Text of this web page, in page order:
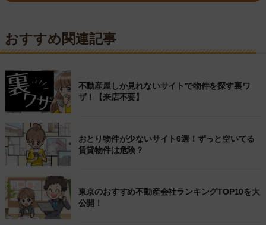
おすすめ関連記事
不動産屋しか見れないサイトで物件を探す裏ワ
ザ！【来店不要】
おとり物件が少ないサイト6選！ずっと空いてる
賃貸物件は危険？
東京のおすすめ不動産会社ランキングTOP10を大
公開！